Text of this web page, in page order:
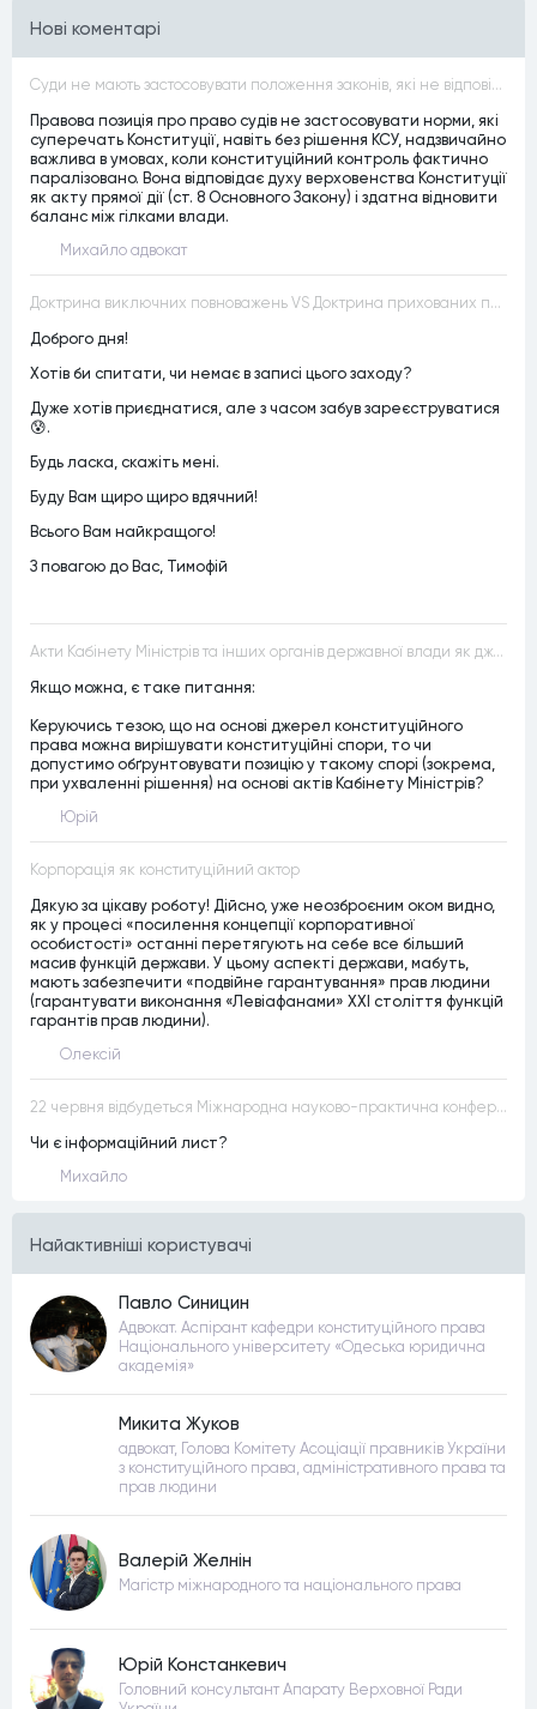
Нові коментарі
Суди не мають застосовувати положення законів, які не відповідають Конституції, незалежно від того, чи визнавалися вони Конституційним Судом України неконституційними, тобто закони, що суперечать Конституції України не можуть застосовуватися навіть у випадках, коли вони є чинними
Правова позиція про право судів не застосовувати норми, які
суперечать Конституції, навіть без рішення КСУ, надзвичайно
важлива в умовах, коли конституційний контроль фактично
паралізовано. Вона відповідає духу верховенства Конституції
як акту прямої дії (ст. 8 Основного Закону) і здатна відновити
баланс між гілками влади.
Михайло адвокат
Доктрина виключних повноважень VS Доктрина прихованих повноважень
Доброго дня!
Хотів би спитати, чи немає в записі цього заходу?
Дуже хотів приєднатися, але з часом забув зареєструватися
😰.
Будь ласка, скажіть мені.
Буду Вам щиро щиро вдячний!
Всього Вам найкращого!
З повагою до Вас, Тимофій
Акти Кабінету Міністрів та інших органів державної влади як джерела конституційного права
Якщо можна, є таке питання:
Керуючись тезою, що на основі джерел конституційного
права можна вирішувати конституційні спори, то чи
допустимо обґрунтовувати позицію у такому спорі (зокрема,
при ухваленні рішення) на основі актів Кабінету Міністрів?
Юрій
Корпорація як конституційний актор
Дякую за цікаву роботу! Дійсно, уже неозброєним оком видно,
як у процесі «посилення концепції корпоративної
особистості» останні перетягують на себе все більший
масив функцій держави. У цьому аспекті держави, мабуть,
мають забезпечити «подвійне гарантування» прав людини
(гарантувати виконання «Левіафанами» ХХІ століття функцій
гарантів прав людини).
Олексій
22 червня відбудеться Міжнародна науково-практична конференція “Конституційна демократія в умовах загроз територіальній цілісності та національній безпеці”
Чи є інформаційний лист?
Михайло
Найактивнiшi користувачi
Павло Синицин
Адвокат. Аспірант кафедри конституційного права
Національного університету «Одеська юридична
академія»
Микита Жуков
адвокат, Голова Комітету Асоціації правників України
з конституційного права, адміністративного права та
прав людини
Валерій Желнін
Магістр міжнародного та національного права
Юрій Констанкевич
Головний консультант Апарату Верховної Ради